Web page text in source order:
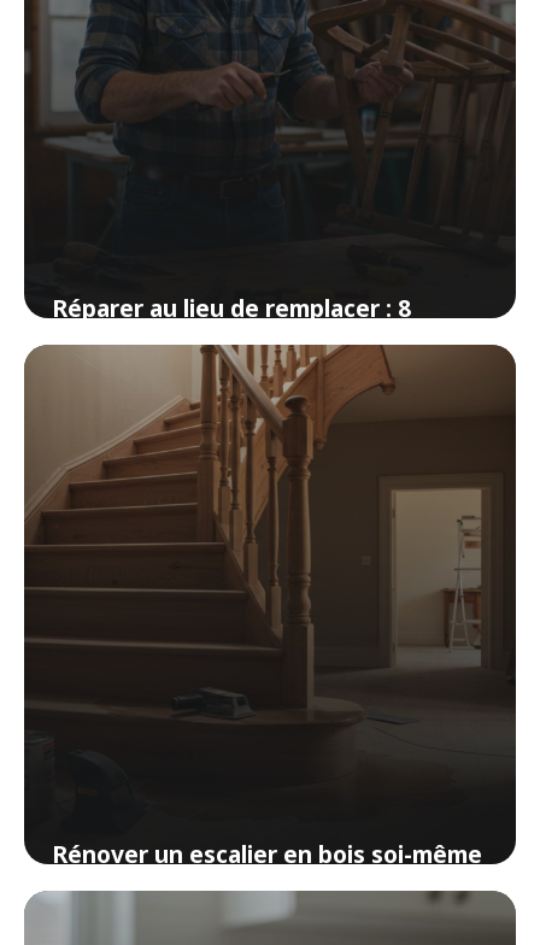
Réparer au lieu de remplacer : 8
réparations faciles à la maison
Rénover un escalier en bois soi-même
: techniques et étapes pour un
résultat professionnel